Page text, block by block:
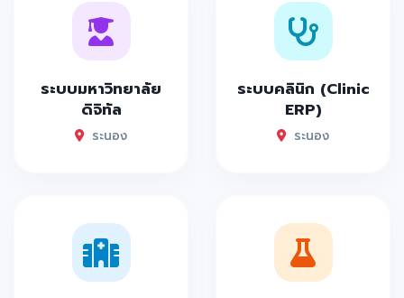
ระบบมหาวิทยาลัย
ดิจิทัล
ระนอง
ระบบคลินิก (Clinic
ERP)
ระนอง